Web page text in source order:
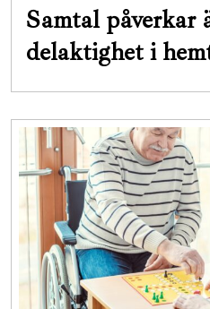
Samtal påverkar
delaktighet i